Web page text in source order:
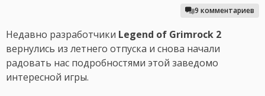
9 комментариев
Недавно разработчики Legend of Grimrock 2
вернулись из летнего отпуска и снова начали
радовать нас подробностями этой заведомо
интересной игры.